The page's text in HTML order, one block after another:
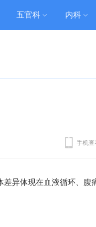
五官科 内科
手机查
差异体现在血液循环、腹